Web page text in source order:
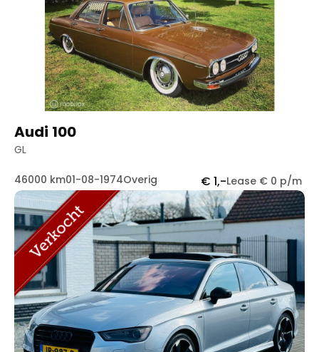
Contact
info@autowereldroyaal.nl
06 42 61 00 54
Openingstijden
Adres
Truyenhoekweg 4
6004 PV Weert
Handgeschakeld 88 Automaat 82
Audi 100
GL
46000 km01-08-1974Overig € 1,-Lease € 0 p/m